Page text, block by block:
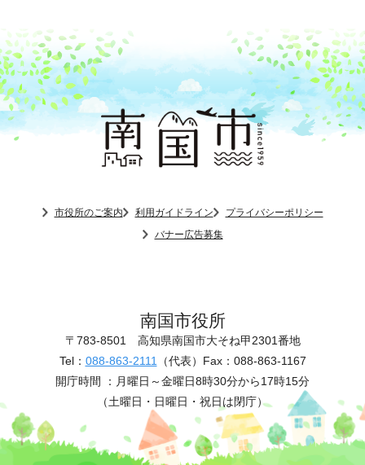
市役所のご案内 利用ガイドライン
プライバシーポリシー
バナー広告募集
南国市役所
〒783-8501 高知県南国市大そね甲2301番地
Tel： 088-863-2111 （代表） Fax：088-863-1167
開庁時間 ： 月曜日～金曜日8時30分から17時15分
（土曜日・日曜日・祝日は閉庁）